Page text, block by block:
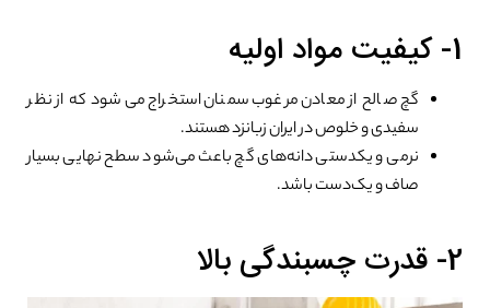
1- کیفیت مواد اولیه
گچ صالح از معادن مرغوب سمنان استخراج می‌شود که از نظر
سفیدی و خلوص در ایران زبانزد هستند.
نرمی و یکدستی دانه‌های گچ باعث می‌شود سطح نهایی بسیار
صاف و یک‌دست باشد.
2- قدرت چسبندگی بالا